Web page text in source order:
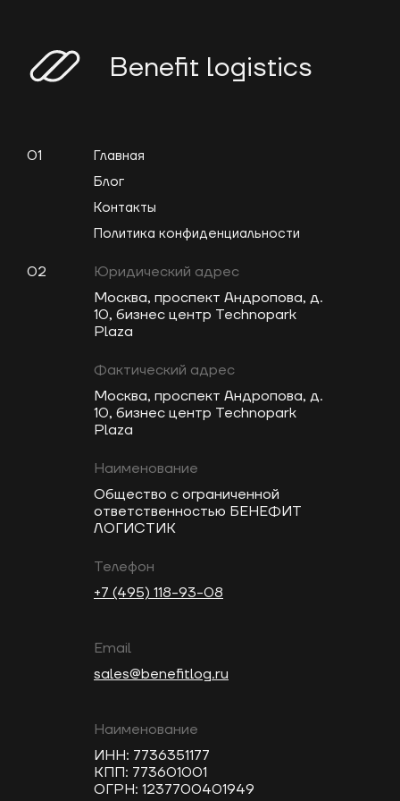
Benefit logistics
01
Главная
Блог
Контакты
Политика конфиденциальности
02
Юридический адрес
Москва, проспект Андропова, д.
10, бизнес центр Technopark
Plaza
Фактический адрес
Москва, проспект Андропова, д.
10, бизнес центр Technopark
Plaza
Наименование
Общество с ограниченной
ответственностью БЕНЕФИТ
ЛОГИСТИК
Телефон
+7 (495) 118-93-08
Email
sales@benefitlog.ru
Наименование
ИНН: 7736351177
КПП: 773601001
ОГРН: 1237700401949